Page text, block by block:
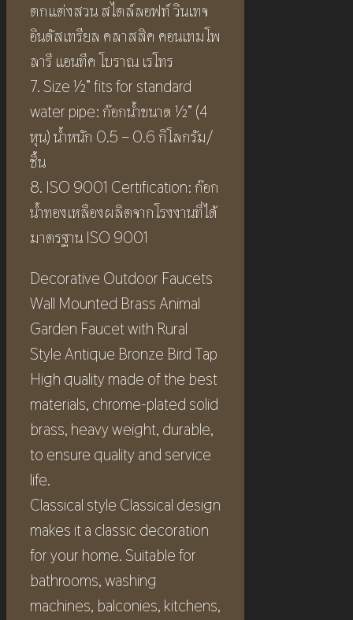
ตกแต่งสวน สไตล์ลอฟท์ วินเทจ
อินดัสเทรียล คลาสสิค คอนเทมโพ
ลารี แอนทีค โบราณ เรโทร
7. Size ½” fits for standard
water pipe: ก๊อกน้ำขนาด ½” (4
หุน) น้ำหนัก 0.5 – 0.6 กิโลกรัม/
ชิ้น
8. ISO 9001 Certification: ก๊อก
น้ำทองเหลืองผลิตจากโรงงานที่ได้
มาตรฐาน ISO 9001
Decorative Outdoor Faucets
Wall Mounted Brass Animal
Garden Faucet with Rural
Style Antique Bronze Bird Tap
High quality made of the best
materials, chrome-plated solid
brass, heavy weight, durable,
to ensure quality and service
life.
Classical style Classical design
makes it a classic decoration
for your home. Suitable for
bathrooms, washing
machines, balconies, kitchens,